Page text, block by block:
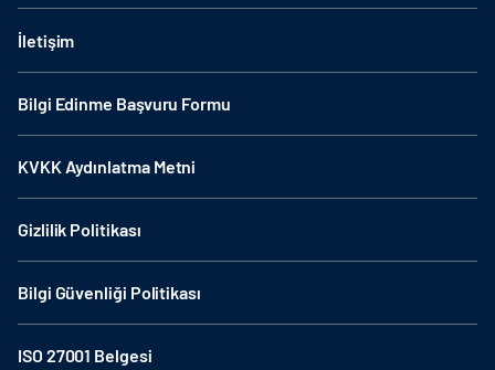
İletişim
Bilgi Edinme Başvuru Formu
KVKK Aydınlatma Metni
Gizlilik Politikası
Bilgi Güvenliği Politikası
ISO 27001 Belgesi